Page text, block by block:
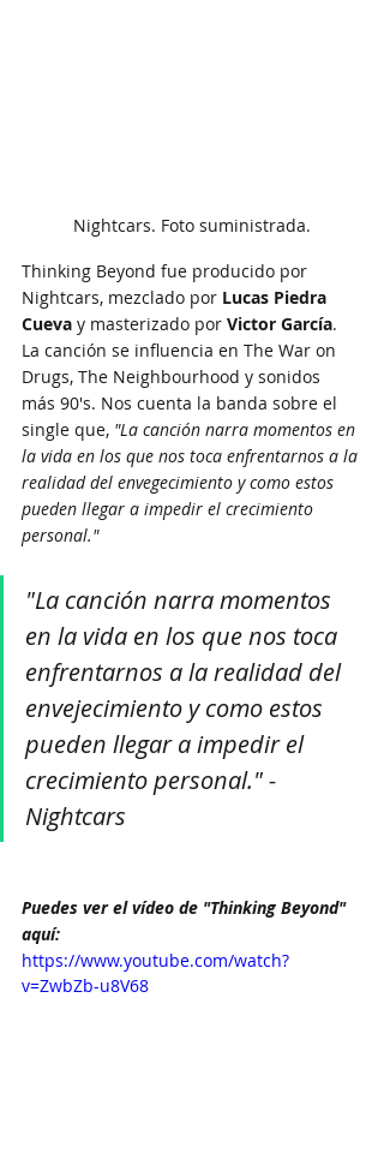
Nightcars. Foto suministrada.
Thinking Beyond fue producido por
Nightcars, mezclado por Lucas Piedra
Cueva y masterizado por Victor García.
La canción se influencia en The War on
Drugs, The Neighbourhood y sonidos
más 90's. Nos cuenta la banda sobre el
single que, "La canción narra momentos en
la vida en los que nos toca enfrentarnos a la
realidad del envegecimiento y como estos
pueden llegar a impedir el crecimiento
personal."
"La canción narra momentos
en la vida en los que nos toca
enfrentarnos a la realidad del
envejecimiento y como estos
pueden llegar a impedir el
crecimiento personal." -
Nightcars
Puedes ver el vídeo de "Thinking Beyond"
aquí:
https://www.youtube.com/watch?
v=ZwbZb-u8V68